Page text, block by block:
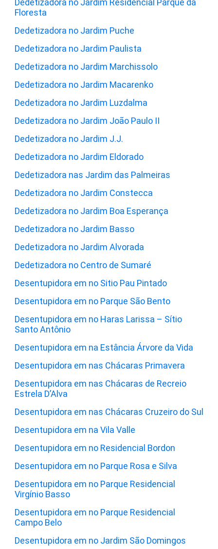
Dedetizadora no Jardim Residencial Parque da
Floresta
Dedetizadora no Jardim Puche
Dedetizadora no Jardim Paulista
Dedetizadora no Jardim Marchissolo
Dedetizadora no Jardim Macarenko
Dedetizadora no Jardim Luzdalma
Dedetizadora no Jardim João Paulo II
Dedetizadora no Jardim J.J.
Dedetizadora no Jardim Eldorado
Dedetizadora nas Jardim das Palmeiras
Dedetizadora no Jardim Constecca
Dedetizadora no Jardim Boa Esperança
Dedetizadora no Jardim Basso
Dedetizadora no Jardim Alvorada
Dedetizadora no Centro de Sumaré
Desentupidora em no Sitio Pau Pintado
Desentupidora em no Parque São Bento
Desentupidora em no Haras Larissa – Sítio
Santo Antônio
Desentupidora em na Estância Árvore da Vida
Desentupidora em nas Chácaras Primavera
Desentupidora em nas Chácaras de Recreio
Estrela D’Alva
Desentupidora em nas Chácaras Cruzeiro do Sul
Desentupidora em na Vila Valle
Desentupidora em no Residencial Bordon
Desentupidora em no Parque Rosa e Silva
Desentupidora em no Parque Residencial
Virgínio Basso
Desentupidora em no Parque Residencial
Campo Belo
Desentupidora em no Jardim São Domingos